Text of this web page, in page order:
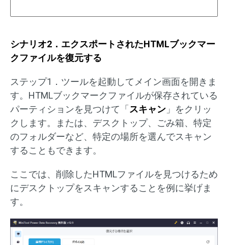
シナリオ2．エクスポートされたHTMLブックマー
クファイルを復元する
ステップ1．ツールを起動してメイン画面を開きま
す。HTMLブックマークファイルが保存されている
パーティションを見つけて「 スキャン 」をクリッ
クします。または、デスクトップ、ごみ箱、特定
のフォルダーなど、特定の場所を選んでスキャン
することもできます。
ここでは、削除したHTMLファイルを見つけるため
にデスクトップをスキャンすることを例に挙げま
す。